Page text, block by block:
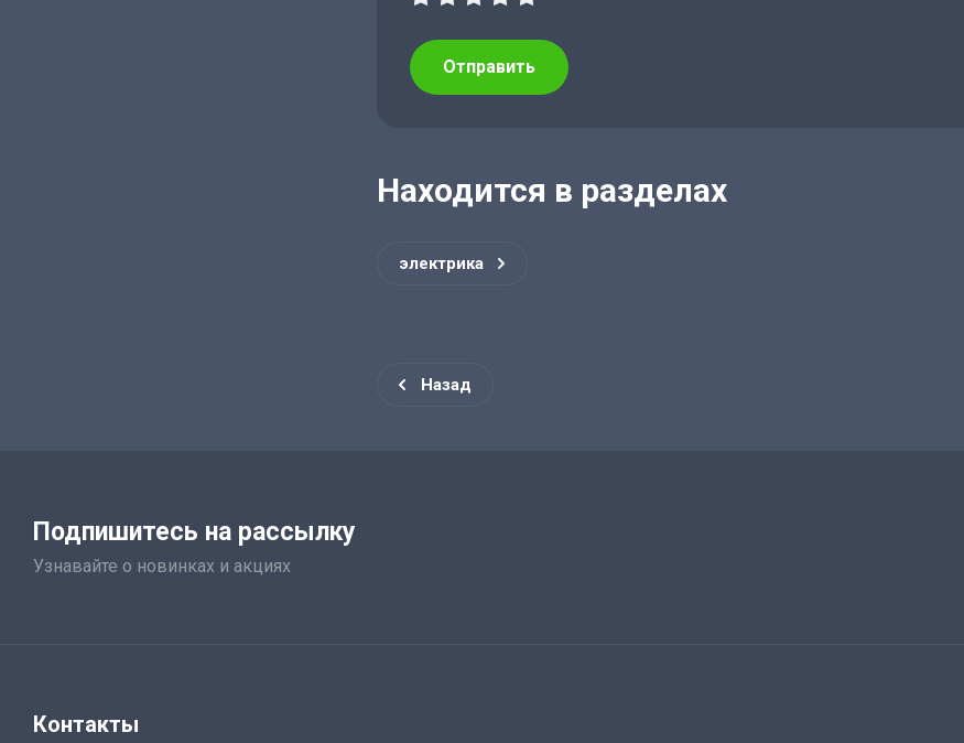
Отправить
Находится в разделах
электрика
Назад
Подпишитесь на рассылку
Узнавайте о новинках и акциях
Контакты